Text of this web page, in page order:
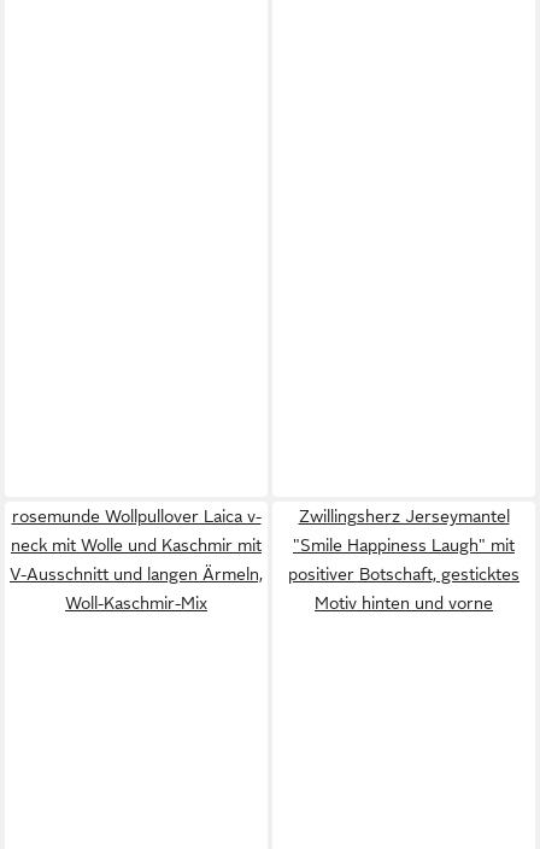
rosemunde Wollpullover Laica v-
neck mit Wolle und Kaschmir mit
V-Ausschnitt und langen Ärmeln,
Woll-Kaschmir-Mix
Zwillingsherz Jerseymantel
"Smile Happiness Laugh" mit
positiver Botschaft, gesticktes
Motiv hinten und vorne